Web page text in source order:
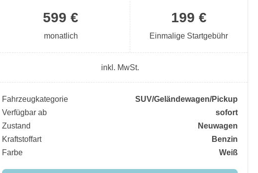
199 €
Einmalige Startgebühr
599 €
monatlich
inkl. MwSt.
Fahrzeugkategorie
SUV/​Geländewagen/​Pickup
Verfügbar ab
sofort
Zustand
Neuwagen
Kraftstoffart
Benzin
Farbe
Weiß